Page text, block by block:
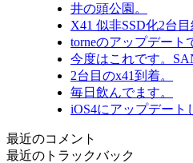
井の頭公園。
X41 似非SSD化2台目
torneのアップデート
今度はこれです。
2台目のx41到着。
毎日飲んでます。
iOS4にアップデート
最近のコメント
最近のトラックバック